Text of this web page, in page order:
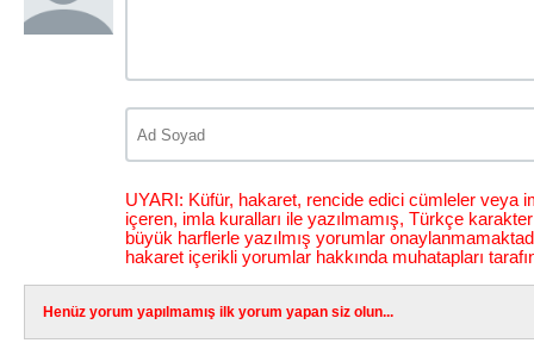
UYARI: Küfür, hakaret, rencide edici cümleler veya
içeren, imla kuralları ile yazılmamış, Türkçe
büyük harflerle yazılmış yorumlar
hakaret içerikli yorumlar hakkında muhatapları
Henüz yorum yapılmamış ilk yorum yapan siz olun...